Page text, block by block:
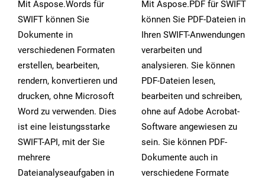
Mit Aspose.Words für
SWIFT können Sie
Dokumente in
verschiedenen Formaten
erstellen, bearbeiten,
rendern, konvertieren und
drucken, ohne Microsoft
Word zu verwenden. Dies
ist eine leistungsstarke
SWIFT-API, mit der Sie
mehrere
Dateianalyseaufgaben in
Mit Aspose.PDF für SWIFT
können Sie PDF-Dateien in
Ihren SWIFT-Anwendungen
verarbeiten und
analysieren. Sie können
PDF-Dateien lesen,
bearbeiten und schreiben,
ohne auf Adobe Acrobat-
Software angewiesen zu
sein. Sie können PDF-
Dokumente auch in
verschiedene Formate